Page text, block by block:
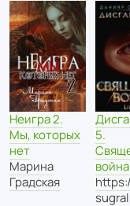
Неигра 2.
Мы, которых
нет
Марина
Градская
5.
война